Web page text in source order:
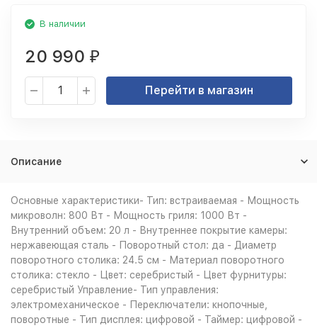
В наличии
20 990 ₽
Перейти в магазин
Описание
Основные характеристики- Тип: встраиваемая - Мощность
микроволн: 800 Вт - Мощность гриля: 1000 Вт -
Внутренний объем: 20 л - Внутреннее покрытие камеры:
нержавеющая сталь - Поворотный стол: да - Диаметр
поворотного столика: 24.5 см - Материал поворотного
столика: стекло - Цвет: серебристый - Цвет фурнитуры:
серебристый Управление- Тип управления:
электромеханическое - Переключатели: кнопочные,
поворотные - Тип дисплея: цифровой - Таймер: цифровой -